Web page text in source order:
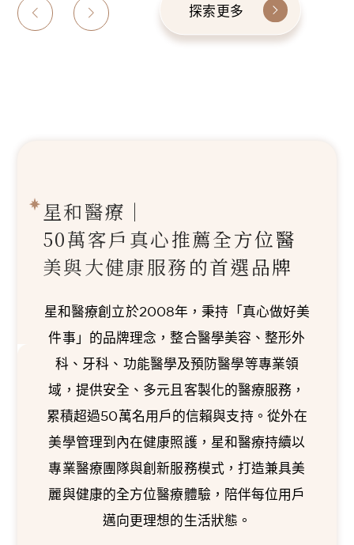
探索更多
星和醫療｜
50萬客戶真心推薦全方位醫
美與大健康服務的首選品牌
星和醫療創立於2008年，秉持「真心做好美
件事」的品牌理念，整合醫學美容、整形外
科、牙科、功能醫學及預防醫學等專業領
域，提供安全、多元且客製化的醫療服務，
累積超過50萬名用戶的信賴與支持。從外在
美學管理到內在健康照護，星和醫療持續以
專業醫療團隊與創新服務模式，打造兼具美
麗與健康的全方位醫療體驗，陪伴每位用戶
邁向更理想的生活狀態。